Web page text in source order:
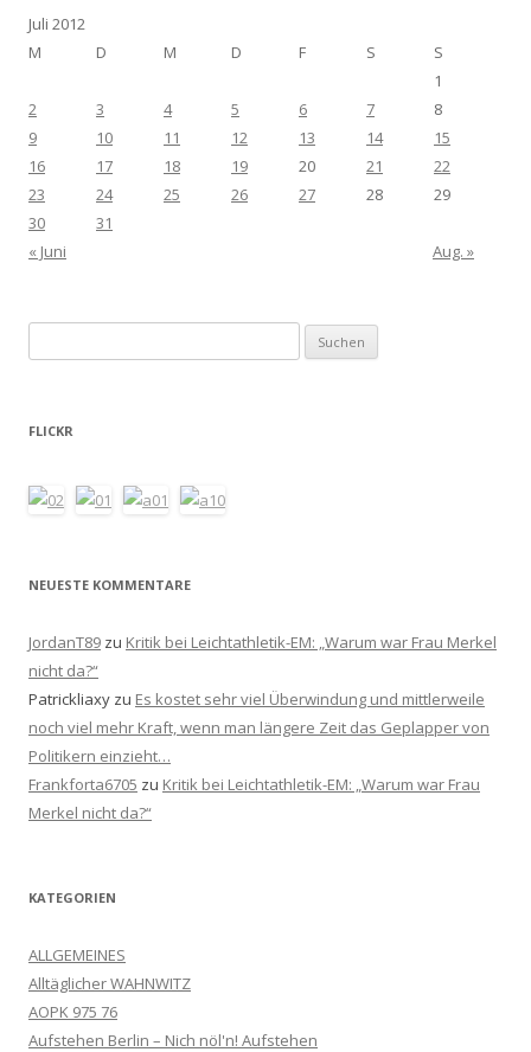
Juli 2012
M
D M D F S
S
1
2
3 4 5 6 7
8
9
10 11 12 13 14
15
16
17 18 19 20 21
22
23
24 25 26 27 28
29
30
31
« Juni
Aug. »
nach:
FLICKR
NEUESTE KOMMENTARE
JordanT89 zu Kritik bei Leichtathletik-EM: „Warum war Frau Merkel
nicht da?“
Patrickliaxy zu Es kostet sehr viel Überwindung und mittlerweile
noch viel mehr Kraft, wenn man längere Zeit das Geplapper von
Politikern einzieht…
Frankforta6705 zu Kritik bei Leichtathletik-EM: „Warum war Frau
Merkel nicht da?“
KATEGORIEN
ALLGEMEINES
Alltäglicher WAHNWITZ
AOPK 975 76
Aufstehen Berlin – Nich nöl'n! Aufstehen